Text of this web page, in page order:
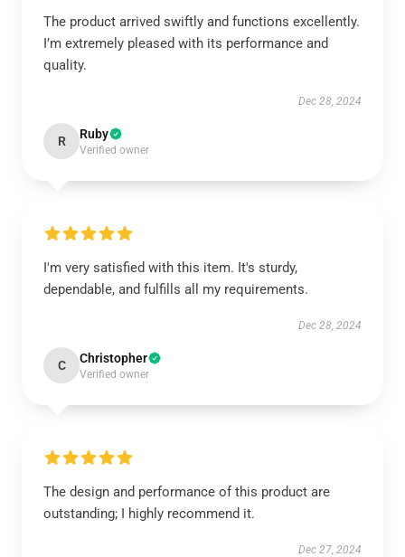
The product arrived swiftly and functions excellently.
I’m extremely pleased with its performance and
quality.
Dec 28, 2024
R Ruby
Verified owner
I'm very satisfied with this item. It's sturdy,
dependable, and fulfills all my requirements.
Dec 28, 2024
C Christopher
Verified owner
The design and performance of this product are
outstanding; I highly recommend it.
Dec 27, 2024